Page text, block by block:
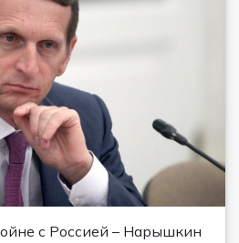
с Россией – Нарышкин